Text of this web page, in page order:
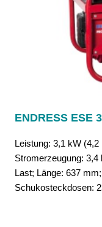
ENDRESS ESE
Leistung: 3,1 kW
Stromerzeugung: 3,4
Last; Länge: 637
Schukosteckdosen: